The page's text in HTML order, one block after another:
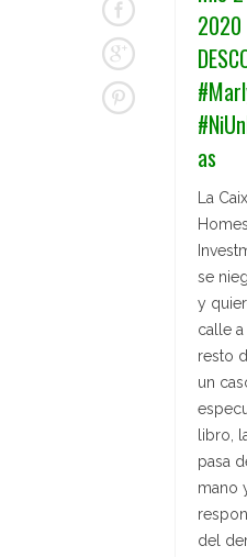
2020
as
La
se
y
calle
resto
un
libro,
pasa
mano
del